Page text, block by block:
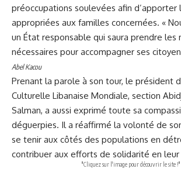
préoccupations soulevées afin d’apporter
appropriées aux familles concernées. «
un État responsable qui saura prendre les
nécessaires pour accompagner ses
Abel Kacou
Prenant la parole à son tour, le président
Culturelle Libanaise Mondiale, section
Salman, a aussi exprimé toute sa
déguerpies. Il a réaffirmé la volonté de
se tenir aux côtés des populations en
contribuer aux efforts de solidarité en leur
"Cliquez sur l'image pour découvrir le site !"